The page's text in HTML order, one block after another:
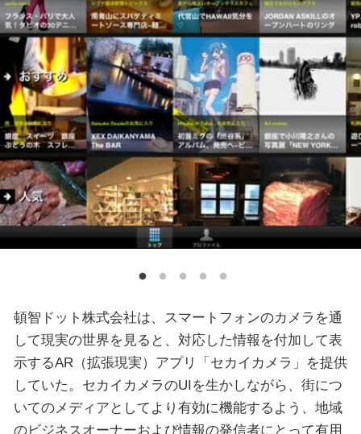
頓智ドット株式会社は、スマートフォンのカメラを通
して現実の世界を見ると、対応した情報を付加して表
示するAR（拡張現実）アプリ「セカイカメラ」を提供
していた。セカイカメラのUIを生かしながら、街につ
いてのメディアとしてより有効に機能するよう、地域
のビジネスオーナーおよび情報の発信者にとって有用